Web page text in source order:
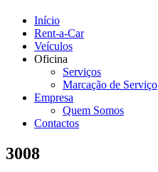
Início
Rent-a-Car
Veículos
Oficina
Serviços
Marcação de Serviço
Empresa
Quem Somos
Contactos
3008